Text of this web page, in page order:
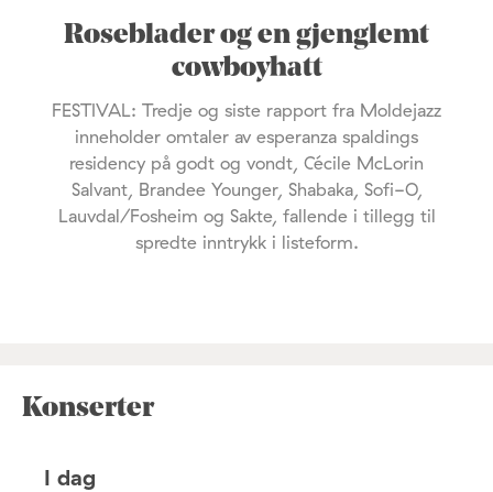
Roseblader og en gjenglemt
cowboyhatt
FESTIVAL: Tredje og siste rapport fra Moldejazz
inneholder omtaler av esperanza spaldings
residency på godt og vondt, Cécile McLorin
Salvant, Brandee Younger, Shabaka, Sofi-O,
Lauvdal/Fosheim og Sakte, fallende i tillegg til
spredte inntrykk i listeform.
Konserter
I dag